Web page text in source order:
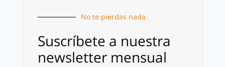
No te pierdas nada
Suscríbete a nuestra
newsletter mensual